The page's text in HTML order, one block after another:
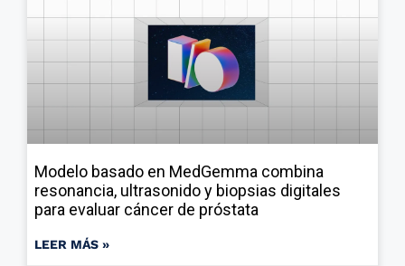
Modelo basado en MedGemma combina
resonancia, ultrasonido y biopsias digitales
para evaluar cáncer de próstata
LEER MÁS »